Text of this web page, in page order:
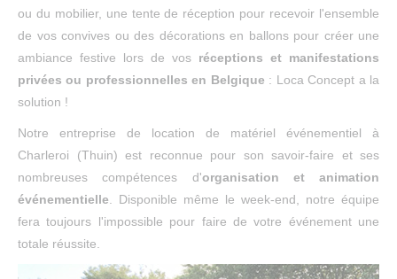
ou du mobilier, une tente de réception pour recevoir l'ensemble
de vos convives ou des décorations en ballons pour créer une
ambiance festive lors de vos réceptions et manifestations
privées ou professionnelles en Belgique : Loca Concept a la
solution !
Notre entreprise de location de matériel événementiel à
Charleroi (Thuin) est reconnue pour son savoir-faire et ses
nombreuses compétences d'organisation et animation
événementielle. Disponible même le week-end, notre équipe
fera toujours l'impossible pour faire de votre événement une
totale réussite.